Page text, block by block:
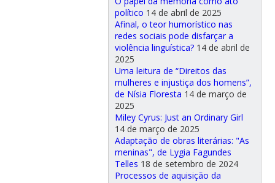
político 14 de abril de 2025
Afinal, o teor humorístico nas
redes sociais pode disfarçar a
violência linguística? 14 de abril de
2025
Uma leitura de “Direitos das
mulheres e injustiça dos homens”,
de Nísia Floresta 14 de março de
2025
Miley Cyrus: Just an Ordinary Girl
14 de março de 2025
Adaptação de obras literárias: "As
meninas", de Lygia Fagundes
Telles 18 de setembro de 2024
Processos de aquisição da